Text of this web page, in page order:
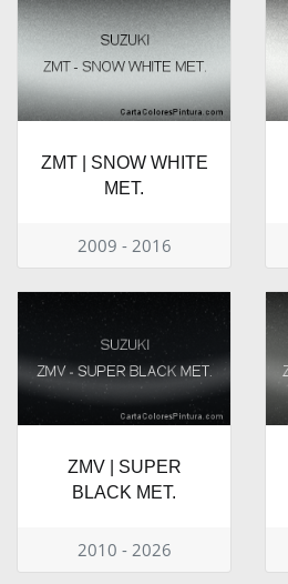
ZMT | SNOW WHITE
MET.
2009 - 2016
ZMV | SUPER
BLACK MET.
2010 - 2026